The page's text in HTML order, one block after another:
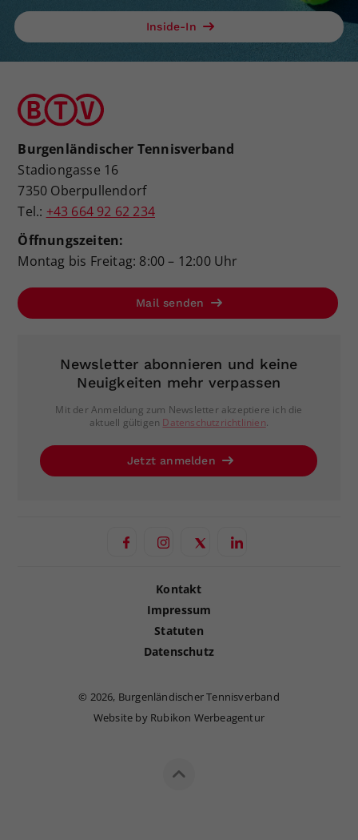
Inside-In
Burgenländischer Tennisverband
Stadiongasse 16
7350 Oberpullendorf
Tel.: +43 664 92 62 234
Öffnungszeiten:
Montag bis Freitag: 8:00 – 12:00 Uhr
Mail senden
Newsletter abonnieren und keine
Neuigkeiten mehr verpassen
Mit der Anmeldung zum Newsletter akzeptiere ich die
aktuell gültigen Datenschutzrichtlinien.
Jetzt anmelden
Kontakt
Impressum
Statuten
Datenschutz
© 2026, Burgenländischer Tennisverband
Website by Rubikon Werbeagentur